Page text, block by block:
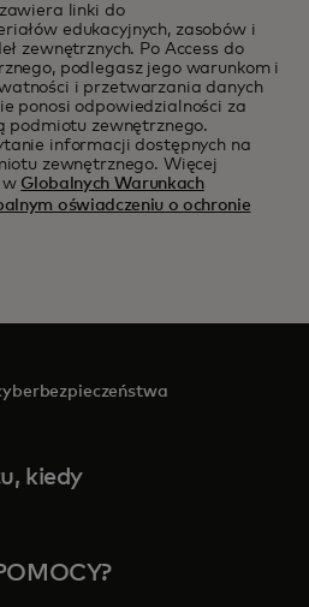
linki do
edukacyjnych, zasobów i
zewnętrznych. Po Access do
podlegasz jego warunkom i
i przetwarzania danych
ponosi odpowiedzialności za
podmiotu zewnętrznego.
informacji dostępnych na
zewnętrznego. Więcej
w Globalnych Warunkach
tab
oświadczeniu o ochronie
tab
kiedy